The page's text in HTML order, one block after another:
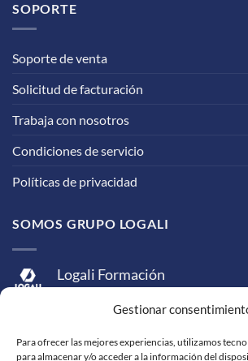
Gestionar
Para ofrecer las mejores experiencias, utilizamos
para almacenar y/o acceder a la información del
SOPORTE
Soporte de venta
Solicitud de facturación
Trabaja con nosotros
Condiciones de servicio
Políticas de privacidad
SOMOS GRUPO LOGALI
Logali Formación
Logali Consultoría
Logali Ingeniería